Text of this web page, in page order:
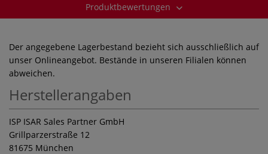
Produktbewertungen
Der angegebene Lagerbestand bezieht sich ausschließlich auf
unser Onlineangebot. Bestände in unseren Filialen können
abweichen.
Herstellerangaben
ISP ISAR Sales Partner GmbH
Grillparzerstraße 12
81675 München